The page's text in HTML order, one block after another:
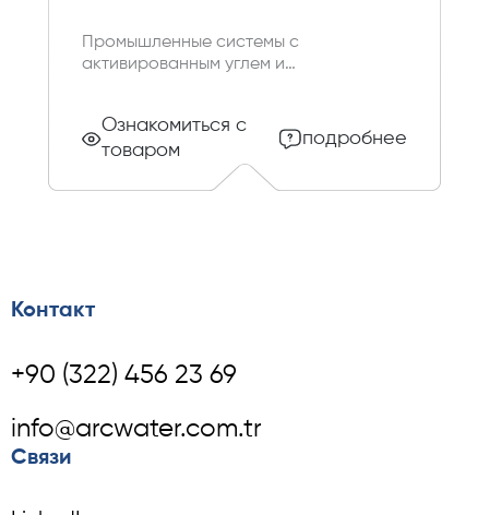
Промышленные системы с
активированным углем и
Ознакомиться с
товаром
подробнее
Контакт
+90 (322) 456 23 69
info@arcwater.com.tr
Связи